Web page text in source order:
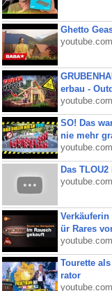
Ghetto
youtube.com
erbau -
youtube.com
SO! Das
nie mehr
youtube.com
Das
youtube.com
ür Rares
youtube.com
Tourette
rator
youtube.com